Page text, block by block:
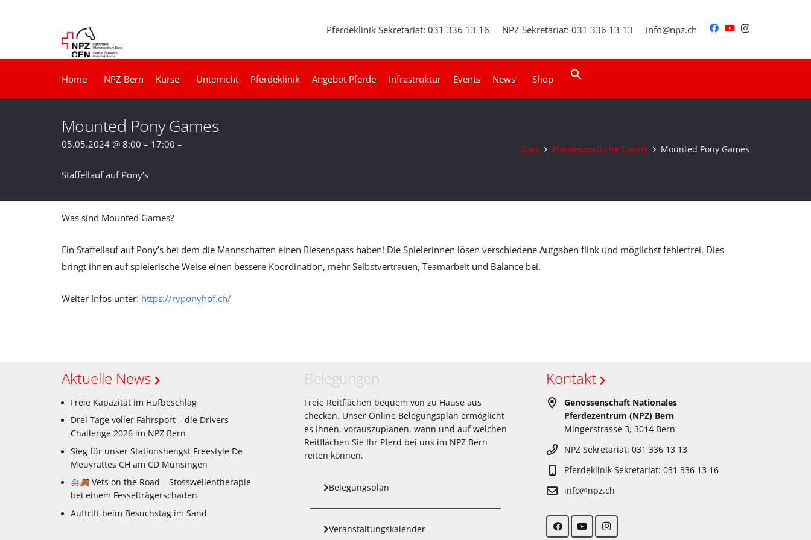
Pferdeklinik Sekretariat: 031 336 13 16 NPZ Sekretariat: 031 336 13 13 info@npz.ch
Home NPZ Bern Kurse Unterricht Pferdeklinik Angebot Pferde Infrastruktur Events News Shop for:
Mounted Pony Games
05.05.2024 @ 8:00 – 17:00 –
Staffellauf auf Pony’s
Start Pferdesportliche Events Mounted Pony Games
Was sind Mounted Games?
Ein Staffellauf auf Pony’s bei dem die Mannschaften einen Riesenspass haben! Die Spielerinnen lösen verschiedene Aufgaben flink und möglichst fehlerfrei. Dies
bringt ihnen auf spielerische Weise einen bessere Koordination, mehr Selbstvertrauen, Teamarbeit und Balance bei.
Weiter Infos unter: https://rvponyhof.ch/
Aktuelle News
Freie Kapazität im Hufbeschlag
Drei Tage voller Fahrsport – die Drivers
Challenge 2026 im NPZ Bern
Sieg für unser Stationshengst Freestyle De
Meuyrattes CH am CD Münsingen
Vets on the Road – Stosswellentherapie
bei einem Fesselträgerschaden
Auftritt beim Besuchstag im Sand
Belegungen
Freie Reitflächen bequem von zu Hause aus
checken. Unser Online Belegungsplan ermöglicht
es Ihnen, vorauszuplanen, wann und auf welchen
Reitflächen Sie Ihr Pferd bei uns im NPZ Bern
reiten können.
Belegungsplan
Veranstaltungskalender
Kontakt
Genossenschaft Nationales
Pferdezentrum (NPZ) Bern
Mingerstrasse 3, 3014 Bern
NPZ Sekretariat: 031 336 13 13
Pferdeklinik Sekretariat: 031 336 13 16
info@npz.ch